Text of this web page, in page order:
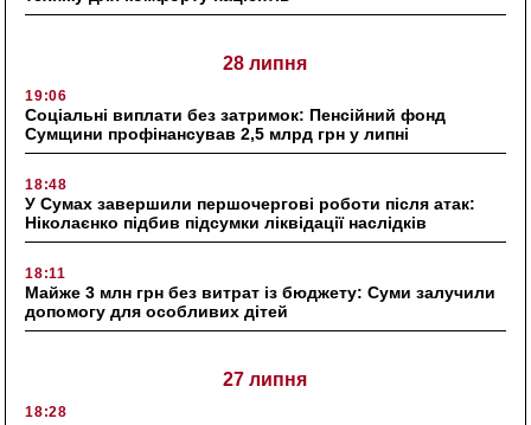
28 липня
19:06
Соціальні виплати без затримок: Пенсійний фонд
Сумщини профінансував 2,5 млрд грн у липні
18:48
У Сумах завершили першочергові роботи після атак:
Ніколаєнко підбив підсумки ліквідації наслідків
18:11
Майже 3 млн грн без витрат із бюджету: Суми залучили
допомогу для особливих дітей
27 липня
18:28